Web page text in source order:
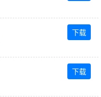
下载
下载